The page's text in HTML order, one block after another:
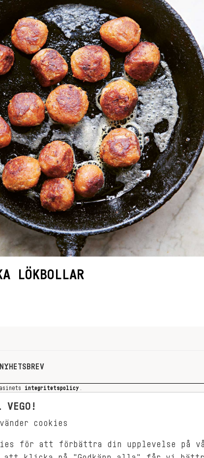
LÖKBOLLAR
integritetspolicy
RECEPT OM OSS
VEGO!
cookies
för att förbättra din upplevelse på